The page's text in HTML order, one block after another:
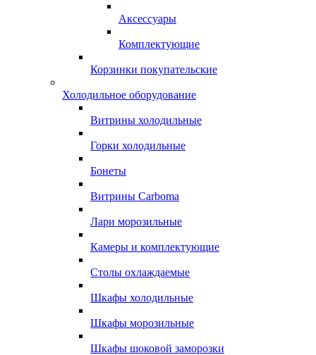
Аксессуары
Комплектующие
Корзинки покупательские
Холодильное оборудование
Витрины холодильные
Горки холодильные
Бонеты
Витрины Carboma
Лари морозильные
Камеры и комплектующие
Столы охлаждаемые
Шкафы холодильные
Шкафы морозильные
Шкафы шоковой заморозки